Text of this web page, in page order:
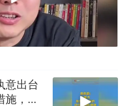
意出台
施，中